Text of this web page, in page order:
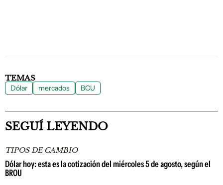
TEMAS
Dólar mercados BCU
SEGUÍ LEYENDO
TIPOS DE CAMBIO
Dólar hoy: esta es la cotización del miércoles 5 de agosto, según el
BROU